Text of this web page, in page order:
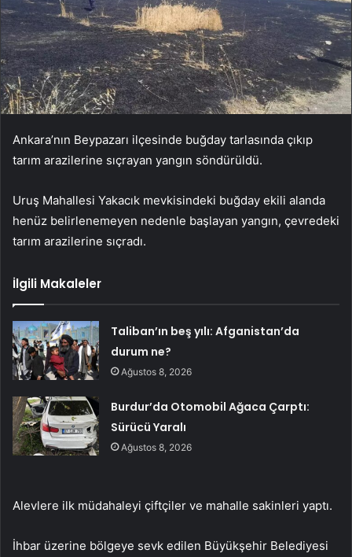
Ankara’nın Beypazarı ilçesinde buğday tarlasında çıkıp
tarım arazilerine sıçrayan yangın söndürüldü.
Uruş Mahallesi Yakacık mevkisindeki buğday ekili alanda
henüz belirlenemeyen nedenle başlayan yangın, çevredeki
tarım arazilerine sıçradı.
İlgili Makaleler
Taliban’ın beş yılı: Afganistan’da
durum ne?
Ağustos 8, 2026
Burdur’da Otomobil Ağaca Çarptı:
Sürücü Yaralı
Ağustos 8, 2026
Alevlere ilk müdahaleyi çiftçiler ve mahalle sakinleri yaptı.
İhbar üzerine bölgeye sevk edilen Büyükşehir Belediyesi